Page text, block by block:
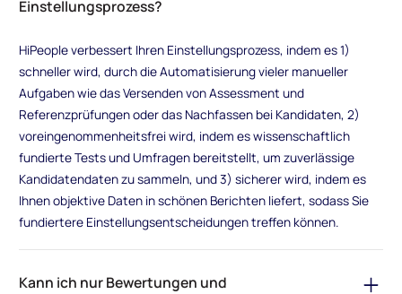
Einstellungsprozess?
HiPeople verbessert Ihren Einstellungsprozess, indem es 1)
schneller wird, durch die Automatisierung vieler manueller
Aufgaben wie das Versenden von Assessment und
Referenzprüfungen oder das Nachfassen bei Kandidaten, 2)
voreingenommenheitsfrei wird, indem es wissenschaftlich
fundierte Tests und Umfragen bereitstellt, um zuverlässige
Kandidatendaten zu sammeln, und 3) sicherer wird, indem es
Ihnen objektive Daten in schönen Berichten liefert, sodass Sie
fundiertere Einstellungsentscheidungen treffen können.
Kann ich nur Bewertungen und